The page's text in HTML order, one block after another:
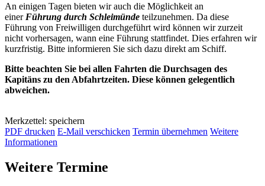
An einigen Tagen bieten wir auch die Möglichkeit an
einer Führung durch Schleimünde teilzunehmen. Da diese
Führung von Freiwilligen durchgeführt wird können wir zurzeit
nicht vorhersagen, wann eine Führung stattfindet. Dies erfahren wir
kurzfristig. Bitte informieren Sie sich dazu direkt am Schiff.
Bitte beachten Sie bei allen Fahrten die Durchsagen des
Kapitäns zu den Abfahrtzeiten. Diese können gelegentlich
abweichen.
Merkzettel: speichern
PDF drucken E-Mail verschicken Termin übernehmen Weitere
Informationen
Weitere Termine